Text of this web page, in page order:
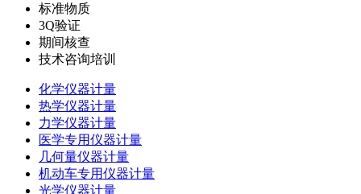
标准物质
3Q验证
期间核查
技术咨询培训
化学仪器计量
热学仪器计量
力学仪器计量
医学专用仪器计量
几何量仪器计量
机动车专用仪器计量
光学仪器计量